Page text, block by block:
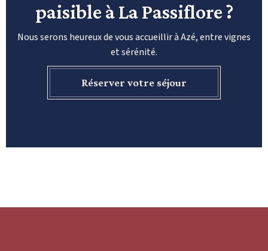
paisible à La Passiflore ?
Nous serons heureux de vous accueillir à Azé, entre vignes
et sérénité.
Réserver votre séjour